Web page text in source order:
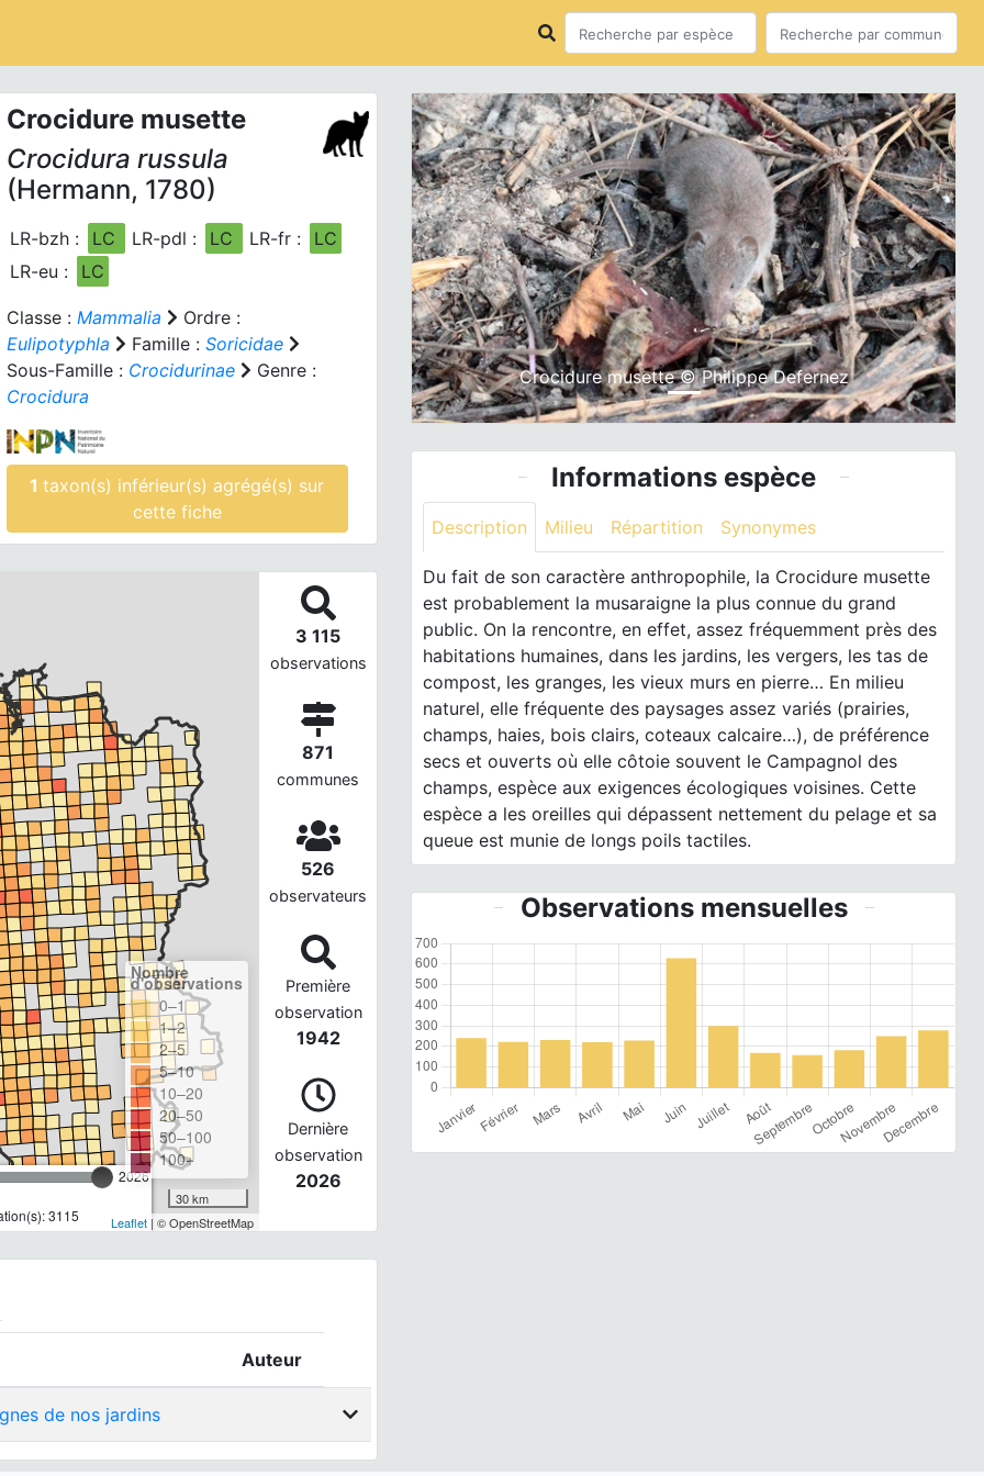
Crocidure musette
Crocidura russula
(Hermann, 1780)
LR-bzh : LC LR-pdl : LC LR-fr :
LC
LR-eu :
LC
Classe : Mammalia
Ordre :
Eulipotyphla
Famille : Soricidae
Sous-Famille : Crocidurinae
Genre :
Crocidura
1taxon(s) inférieur(s) agrégé(s) sur
cette fiche
2026
3115
Nombre
d'observations
0–1
1–2
2–5
5–10
10–20
20–50
50–100
100+
30 km
Leaflet| © OpenStreetMap
3 115
observations
871
communes
526
observateurs
Première
observation
1942
Dernière
observation
2026
Auteur
de nos jardins
Crocidure musette © Philippe Defernez
Previous Next
Informations espèce
Description Milieu Répartition Synonymes
Du fait de son caractère anthropophile, la Crocidure musette
est probablement la musaraigne la plus connue du grand
public. On la rencontre, en effet, assez fréquemment près des
habitations humaines, dans les jardins, les vergers, les tas de
compost, les granges, les vieux murs en pierre… En milieu
naturel, elle fréquente des paysages assez variés (prairies,
champs, haies, bois clairs, coteaux calcaire…), de préférence
secs et ouverts où elle côtoie souvent le Campagnol des
champs, espèce aux exigences écologiques voisines. Cette
espèce a les oreilles qui dépassent nettement du pelage et sa
queue est munie de longs poils tactiles.
Observations mensuelles